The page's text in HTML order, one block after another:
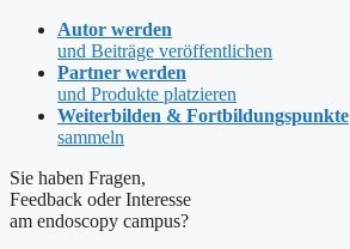
Autor werden
und Beiträge veröffentlichen
Partner werden
und Produkte platzieren
Weiterbilden & Fortbildungspunkte
sammeln
Sie haben Fragen,
Feedback oder Interesse
am endoscopy campus?